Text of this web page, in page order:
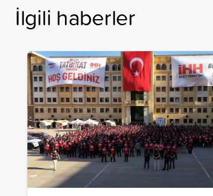
İlgili haberler